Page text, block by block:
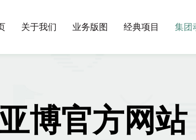
关于我们 业务版图 经典项目 集团
博官方网站